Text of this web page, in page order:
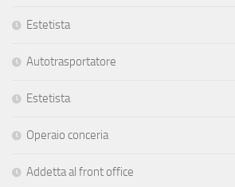
Estetista
Autotrasportatore
Estetista
Operaio conceria
Addetta al front office